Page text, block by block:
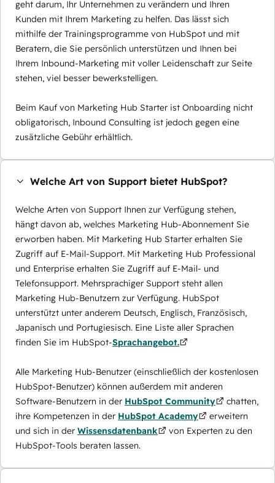
geht darum, Ihr Unternehmen zu verändern und Ihren
Kunden mit Ihrem Marketing zu helfen. Das lässt sich
mithilfe der Trainingsprogramme von HubSpot und mit
Beratern, die Sie persönlich unterstützen und Ihnen bei
Ihrem Inbound-Marketing mit voller Leidenschaft zur Seite
stehen, viel besser bewerkstelligen.
Beim Kauf von Marketing Hub Starter ist Onboarding nicht
obligatorisch, Inbound Consulting ist jedoch gegen eine
zusätzliche Gebühr erhältlich.
Welche Art von Support bietet HubSpot?
Welche Arten von Support Ihnen zur Verfügung stehen,
hängt davon ab, welches Marketing Hub-Abonnement Sie
erworben haben. Mit Marketing Hub Starter erhalten Sie
Zugriff auf E-Mail-Support. Mit Marketing Hub Professional
und Enterprise erhalten Sie Zugriff auf E-Mail- und
Telefonsupport. Mehrsprachiger Support steht allen
Marketing Hub-Benutzern zur Verfügung. HubSpot
unterstützt unter anderem Deutsch, Englisch, Französisch,
Japanisch und Portugiesisch. Eine Liste aller Sprachen
finden Sie im HubSpot-Sprachangebot.
Alle Marketing Hub-Benutzer (einschließlich der kostenlosen
HubSpot-Benutzer) können außerdem mit anderen
Software-Benutzern in der HubSpot Community
chatten,
ihre Kompetenzen in der HubSpot Academy
erweitern
und sich in der Wissensdatenbank
von Experten zu den
HubSpot-Tools beraten lassen.